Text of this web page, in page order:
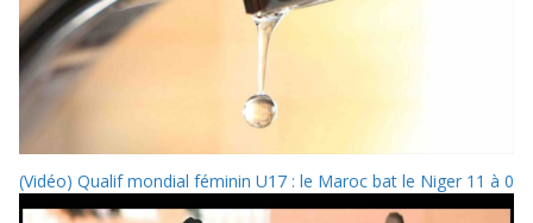
(Vidéo) Qualif mondial féminin U17 : le Maroc bat le Niger 11 à 0